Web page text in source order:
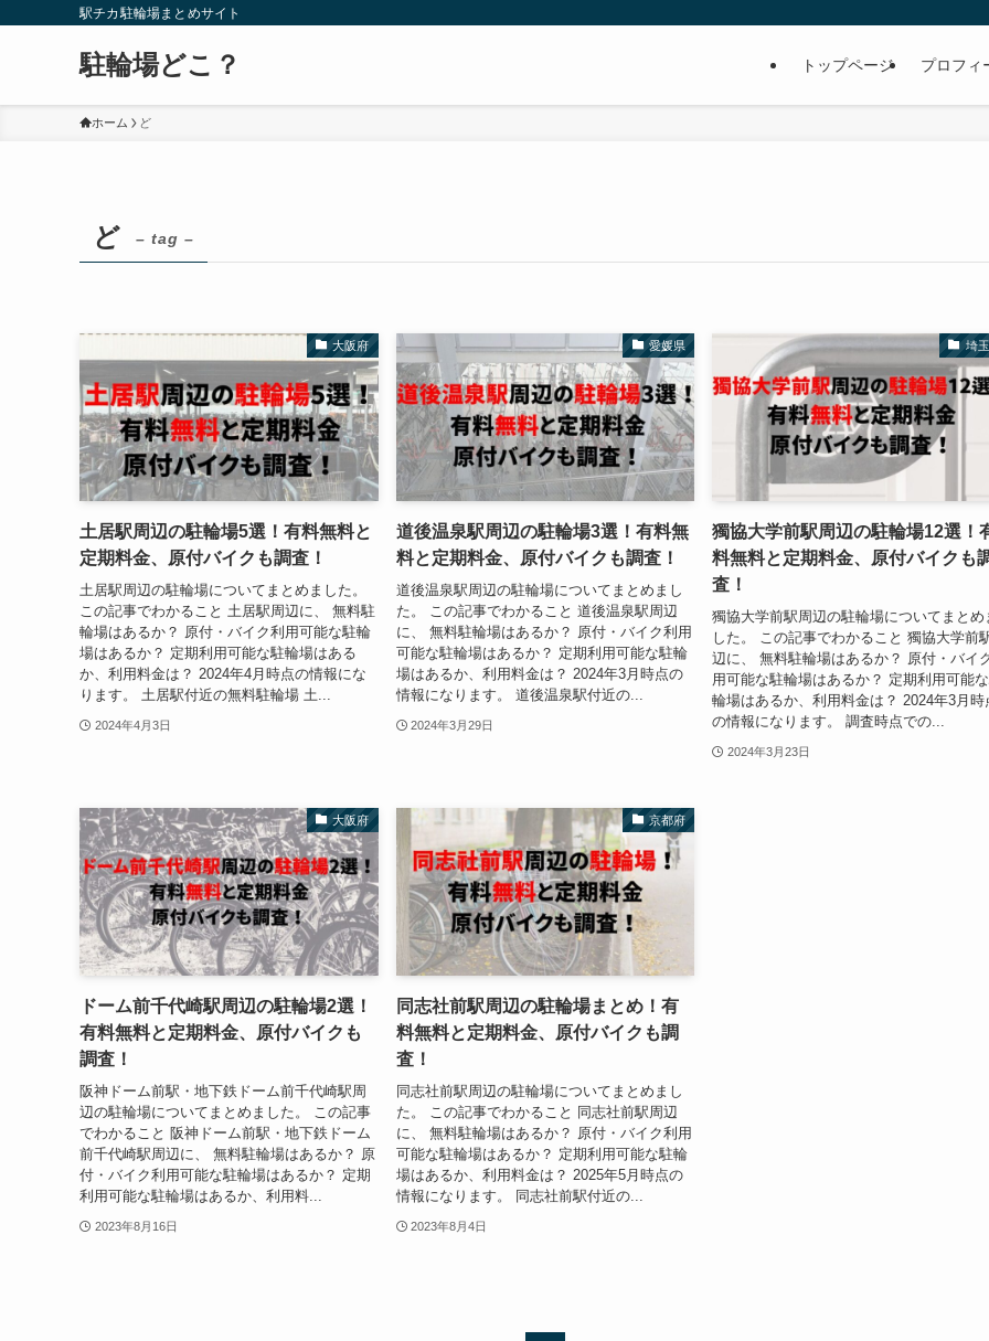
駅チカ駐輪場まとめサイト
駐輪場どこ？ トップページ プロフィ
ホーム ど
ど – tag –
大阪府
土居駅周辺の駐輪場5選！有料無料と
定期料金、原付バイクも調査！
土居駅周辺の駐輪場についてまとめました。
この記事でわかること 土居駅周辺に、 無料駐
輪場はあるか？ 原付・バイク利用可能な駐輪
場はあるか？ 定期利用可能な駐輪場はある
か、利用料金は？ 2024年4月時点の情報にな
ります。 土居駅付近の無料駐輪場 土...
2024年4月3日
愛媛県
道後温泉駅周辺の駐輪場3選！有料無
料と定期料金、原付バイクも調査！
道後温泉駅周辺の駐輪場についてまとめまし
た。 この記事でわかること 道後温泉駅周辺
に、 無料駐輪場はあるか？ 原付・バイク利用
可能な駐輪場はあるか？ 定期利用可能な駐輪
場はあるか、利用料金は？ 2024年3月時点の
情報になります。 道後温泉駅付近の...
2024年3月29日
埼
獨協大学前駅周辺の駐輪場12選！
料無料と定期料金、原付バイクも
査！
獨協大学前駅周辺の駐輪場についてまとめ
した。 この記事でわかること 獨協大学前
辺に、 無料駐輪場はあるか？ 原付・バイ
用可能な駐輪場はあるか？ 定期利用可能
輪場はあるか、利用料金は？ 2024年3月時
の情報になります。 調査時点での...
2024年3月23日
大阪府
ドーム前千代崎駅周辺の駐輪場2選！
有料無料と定期料金、原付バイクも
調査！
阪神ドーム前駅・地下鉄ドーム前千代崎駅周
辺の駐輪場についてまとめました。 この記事
でわかること 阪神ドーム前駅・地下鉄ドーム
前千代崎駅周辺に、 無料駐輪場はあるか？ 原
付・バイク利用可能な駐輪場はあるか？ 定期
利用可能な駐輪場はあるか、利用料...
2023年8月16日
京都府
同志社前駅周辺の駐輪場まとめ！有
料無料と定期料金、原付バイクも調
査！
同志社前駅周辺の駐輪場についてまとめまし
た。 この記事でわかること 同志社前駅周辺
に、 無料駐輪場はあるか？ 原付・バイク利用
可能な駐輪場はあるか？ 定期利用可能な駐輪
場はあるか、利用料金は？ 2025年5月時点の
情報になります。 同志社前駅付近の...
2023年8月4日